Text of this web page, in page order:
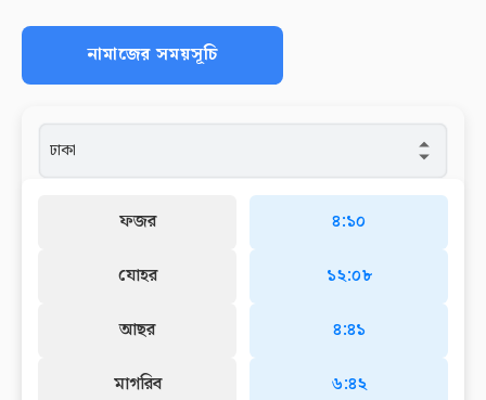
নামাজের সময়সূচি
ফজর
যোহর
আছর
মাগরিব
৪:১০
১২:০৮
৪:৪১
৬:৪২